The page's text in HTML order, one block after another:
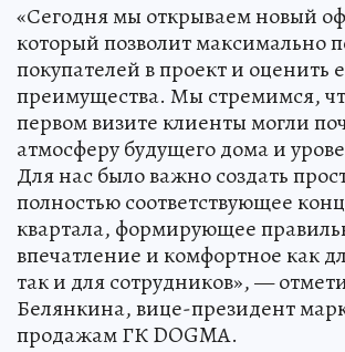
«Сегодня мы открываем новый
который позволит максимально
покупателей в проект и оценить
преимущества. Мы стремимся,
первом визите клиенты могли
атмосферу будущего дома и
Для нас было важно создать
полностью соответствующее
квартала, формирующее
впечатление и комфортное как
так и для сотрудников», —
Белянкина, вице-президент
продажам ГК DOGMA.